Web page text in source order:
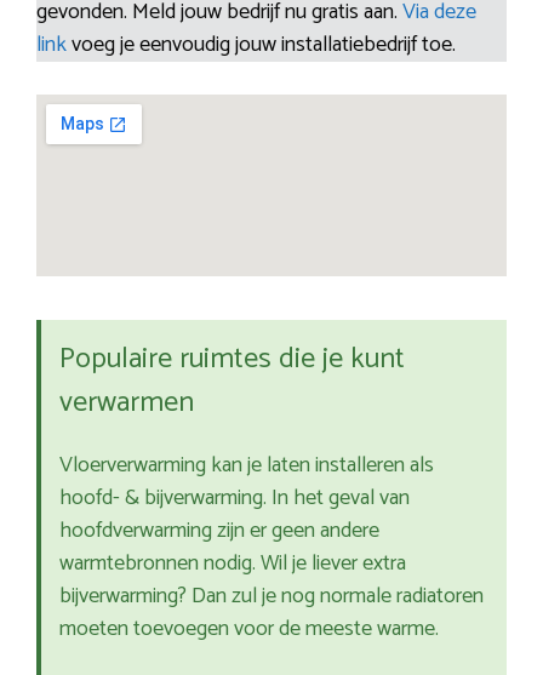
gevonden. Meld jouw bedrijf nu gratis aan.Via deze
linkvoeg je eenvoudig jouw installatiebedrijf toe.
Populaire ruimtes die je kunt
verwarmen
Vloerverwarming kan je laten installeren als
hoofd- & bijverwarming. In het geval van
hoofdverwarming zijn er geen andere
warmtebronnen nodig. Wil je liever extra
bijverwarming? Dan zul je nog normale radiatoren
moeten toevoegen voor de meeste warme.